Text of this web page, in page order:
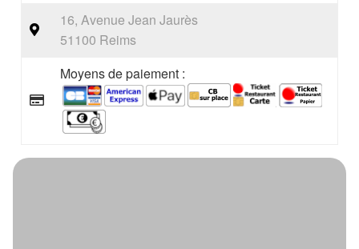
16, Avenue Jean Jaurès
51100 Reims
Moyens de paiement :